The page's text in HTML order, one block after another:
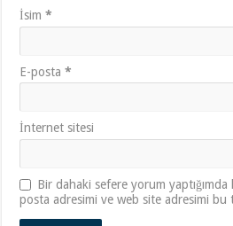
İsim*
E-posta*
İnternet sitesi
Bir dahaki sefere yorum yaptığımda
posta adresimi ve web site adresimi bu